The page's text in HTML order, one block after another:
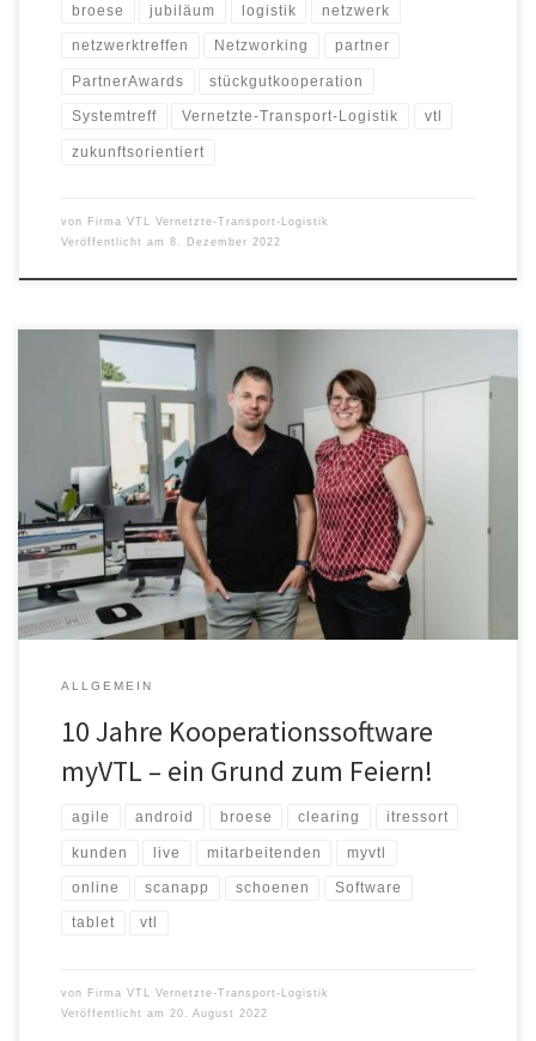
broese jubiläum logistik netzwerk
netzwerktreffen Netzworking partner
PartnerAwards stückgutkooperation
Systemtreff Vernetzte-Transport-Logistik vtl
zukunftsorientiert
von Firma VTL Vernetzte-Transport-Logistik
Veröffentlicht am 8. Dezember 2022
Bereits seit 1998 arbeiten VTL und itRessort gemeinsam an
Softwarelösungen für die Logistikbranche. Gestartet mit „VTL-
Online“, der ersten webbasierten Kooperationssoftware, führten
ständige Weiterentwicklungen im Markt und bei Usern dazu, dass
in 2009 mit einer vollständigen Software-Neuentwicklung
begonnen wurde. Der Grundstein für „myVTL“ wurde gelegt. Nach
ausführlicher Konzeption und Entwicklung ging […]
ALLGEMEIN
10 Jahre Kooperationssoftware
myVTL – ein Grund zum Feiern!
agile android broese clearing itressort
kunden live mitarbeitenden myvtl
online scanapp schoenen Software
tablet vtl
von Firma VTL Vernetzte-Transport-Logistik
Veröffentlicht am
20. August 2022